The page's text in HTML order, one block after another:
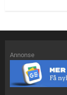
Annonse